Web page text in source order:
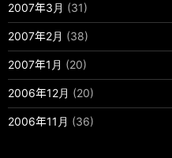
2007年3月 (31)
2007年2月 (38)
2007年1月 (20)
2006年12月 (20)
2006年11月 (36)